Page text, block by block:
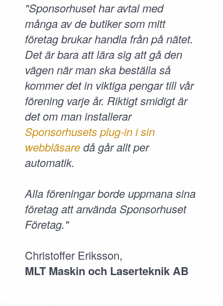
"Sponsorhuset har avtal med
många av de butiker som mitt
företag brukar handla från på nätet.
Det är bara att lära sig att gå den
vägen när man ska beställa så
kommer det in viktiga pengar till vår
förening varje år. Riktigt smidigt är
det om man installerar
Sponsorhusets plug-in i sin
webbläsaredå går allt per
automatik.
Alla föreningar borde uppmana sina
företag att använda Sponsorhuset
Företag."
Christoffer Eriksson,
MLT Maskin och Laserteknik AB